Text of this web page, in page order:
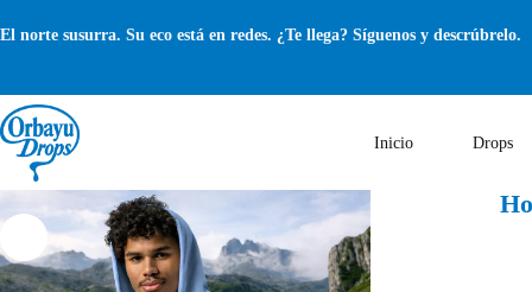
al
El norte susurra. Su eco está en redes. ¿Te llega? Síguenos y descrúbrelo.
Inicio Drops